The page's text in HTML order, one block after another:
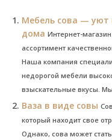
Мебель сова — уют
дома Интернет-
ассортимент
Наша компания
недорогой мебели
взыскательные вкусы.
Ваза в виде совы
который находит свое
Однако, сова может